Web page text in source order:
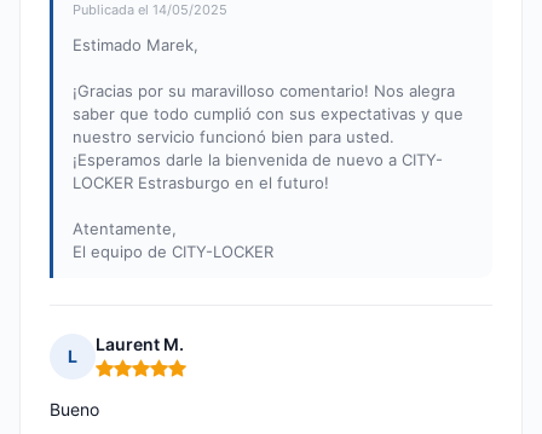
Publicada el 14/05/2025
Estimado Marek,
¡Gracias por su maravilloso comentario! Nos alegra
saber que todo cumplió con sus expectativas y que
nuestro servicio funcionó bien para usted.
¡Esperamos darle la bienvenida de nuevo a CITY-
LOCKER Estrasburgo en el futuro!
Atentamente,
El equipo de CITY-LOCKER
L
Laurent M.
Nota: 5 de 5
Bueno